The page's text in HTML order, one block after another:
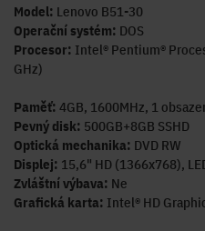
Model: Lenovo B51-30
Operační systém: DOS
Procesor: Intel® Pentium®
GHz)
Paměť: 4GB, 1600MHz, 1
Pevný disk: 500GB+8GB SSHD
Optická mechanika: DVD RW
Displej: 15,6" HD (1366x768),
Zvláštní výbava: Ne
Grafická karta: Intel® HD